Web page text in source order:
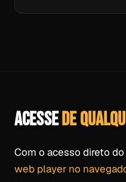
ACESSEDE
Com o acesso direto do
web player no